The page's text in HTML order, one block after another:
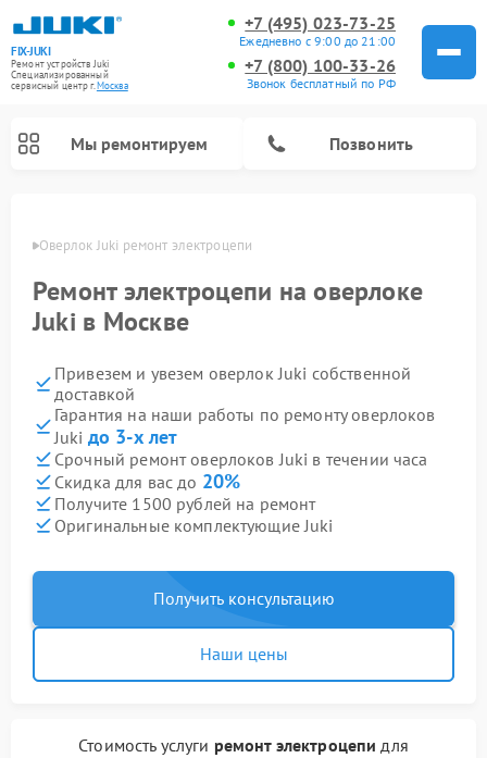
FIX-JUKI
Ремонт устройств Juki
Специализированный
cервисный центр г.Москва
+7 (495) 023-73-25
Ежедневно с 9:00 до 21:00
+7 (800) 100-33-26
Звонок бесплатный по РФ
Мы ремонтируем Позвонить
Оверлок Juki ремонт электроцепи
Ремонт электроцепи на оверлоке
Juki в Москве
Привезем и увезем оверлок Juki собственной
доставкой
Гарантия на наши работы по ремонту оверлоков
Juki до 3-х лет
Срочный ремонт оверлоков Juki в течении часа
Скидка для вас до 20%
Получите 1500 рублей на ремонт
Оригинальные комплектующие Juki
Получить консультацию
Наши цены
Стоимость услуги ремонт электроцепи для